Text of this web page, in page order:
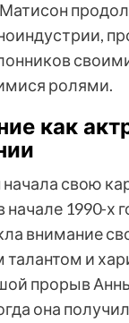
ролями.
как
свою
начале 1990-х
внимание
талантом и
прорыв
она